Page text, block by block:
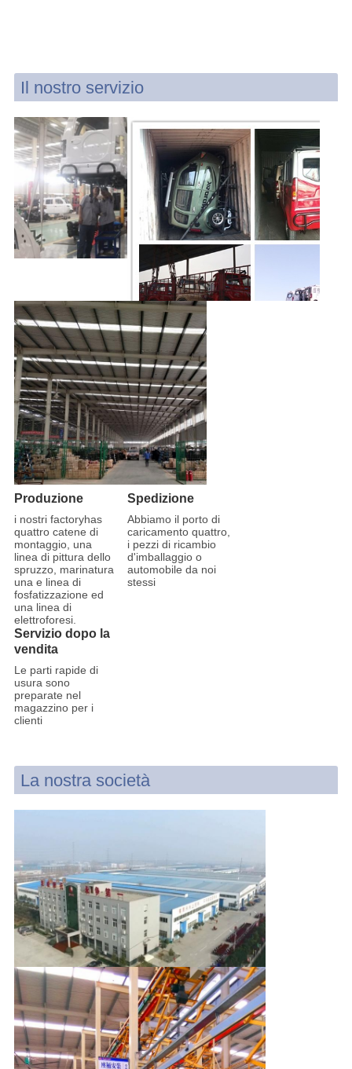
Il nostro servizio
Produzione
i nostri factoryhas
quattro catene di
montaggio, una
linea di pittura dello
spruzzo, marinatura
una e linea di
fosfatizzazione ed
una linea di
elettroforesi.
Spedizione
Abbiamo il porto di
caricamento quattro,
i pezzi di ricambio
d'imballaggio o
automobile da noi
stessi
Servizio dopo la
vendita
Le parti rapide di
usura sono
preparate nel
magazzino per i
clienti
La nostra società